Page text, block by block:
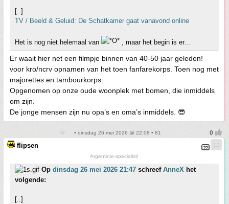
[..]
TV / Beeld & Geluid: De Schatkamer gaat vanavond online
Het is nog niet helemaal van , maar het begin is er…
Er waait hier net een filmpje binnen van 40-50 jaar geleden!
voor kro/ncrv opnamen van het toen fanfarekorps. Toen nog met
majorettes en tambourkorps.
Opgenomen op onze oude woonplek met bomen, die inmiddels
om zijn.
De jonge mensen zijn nu opa’s en oma’s inmiddels. 😎
• dinsdag 26 mei 2026 @ 22:08 • 81
flipsen
Argentinie-specialist!
Op dinsdag 26 mei 2026 21:47 schreef AnneX het
volgende:
[..]